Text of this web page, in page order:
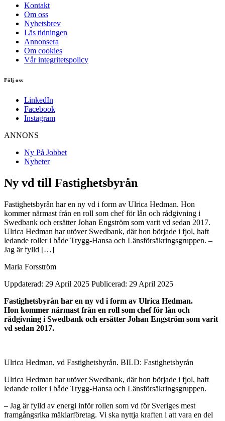
Kontakt
Om oss
Nyhetsbrev
Läs tidningen
Annonsera
Om cookies
Vår integritetspolicy
Följ oss
LinkedIn
Facebook
Instagram
ANNONS
Ny På Jobbet
Nyheter
Ny vd till Fastighetsbyrån
Fastighetsbyrån har en ny vd i form av Ulrica Hedman. Hon
kommer närmast från en roll som chef för lån och rådgivning i
Swedbank och ersätter Johan Engström som varit vd sedan 2017.
Ulrica Hedman har utöver Swedbank, där hon började i fjol, haft
ledande roller i både Trygg-Hansa och Länsförsäkringsgruppen. –
Jag är fylld […]
Maria Forsström
Uppdaterad: 29 April 2025 Publicerad: 29 April 2025
Fastighetsbyrån har en ny vd i form av Ulrica Hedman.
Hon kommer närmast från en roll som chef för lån och
rådgivning i Swedbank och ersätter Johan Engström som varit
vd sedan 2017.
Ulrica Hedman, vd Fastighetsbyrån. BILD: Fastighetsbyrån
Ulrica Hedman har utöver Swedbank, där hon började i fjol, haft
ledande roller i både Trygg-Hansa och Länsförsäkringsgruppen.
– Jag är fylld av energi inför rollen som vd för Sveriges mest
framgångsrika mäklarföretag. Vi ska nyttja kraften i att vara en del